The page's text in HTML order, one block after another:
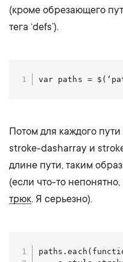
(кроме обрезающего
тега ‘defs’).
var paths =
Потом для каждого
stroke-dasharray и
длине пути, таким
(если что-то
трюк. Я серьезно).